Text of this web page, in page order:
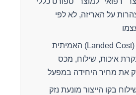
על האריזה, לא לפי
עלות הנחיתה (Landed Cost) האמיתית
איכות, שילוח, מכס
את מחיר היחידה במפעל
בקו הייצור מונעת נזק